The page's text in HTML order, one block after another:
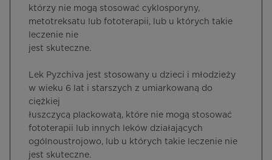
którzy nie mogą stosować cyklosporyny,
metotreksatu lub fototerapii, lub u których takie
leczenie nie
jest skuteczne.
Lek Pyzchiva jest stosowany u dzieci i młodzieży
w wieku 6 lat i starszych z umiarkowaną do
ciężkiej
łuszczycą plackowatą, które nie mogą stosować
fototerapii lub innych leków działających
ogólnoustrojowo, lub u których takie leczenie nie
jest skuteczne.